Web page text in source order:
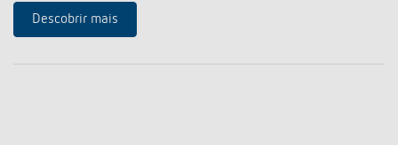
Descobrir mais